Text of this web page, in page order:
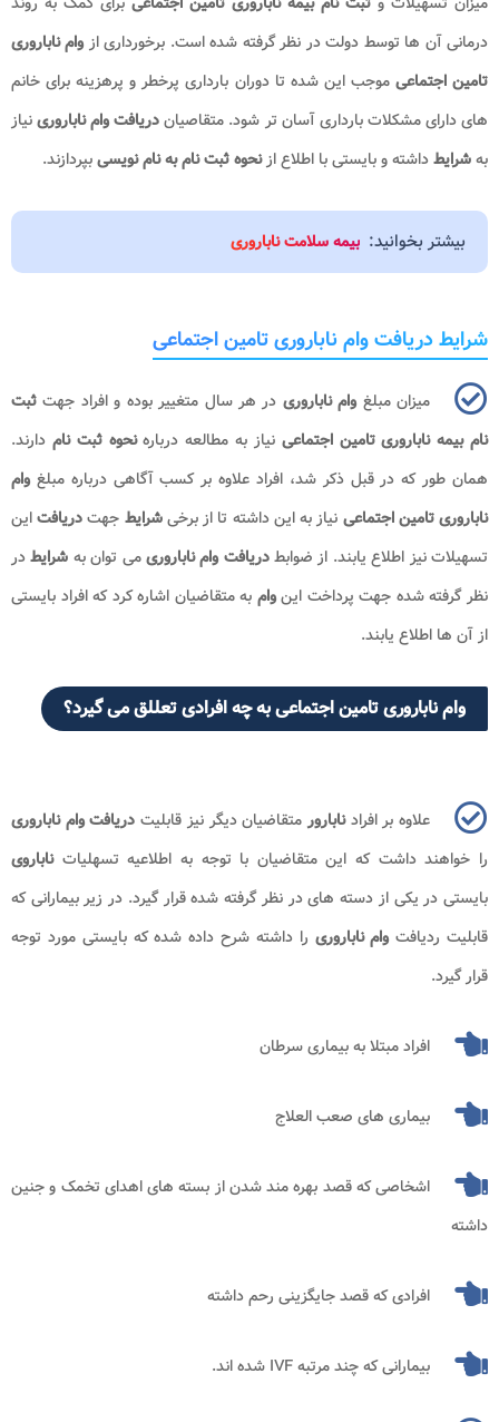
درمانی آن ها توسط دولت در نظر گرفته شده است. برخورداری از وام ناباروری
تامین اجتماعی موجب این شده تا دوران بارداری پرخطر و پرهزینه برای خانم
های دارای مشکلات بارداری آسان تر شود. متقاصیاندریافت وام نابارورینیاز
بهشرایطداشته و بایستی با اطلاع ازنحوه ثبت نام به نام نویسیبپردازند.
بیشتر بخوانید: بیمه سلامت ناباروری
شرایط دریافت وام ناباروری تامین اجتماعی
میزان مبلغ وام ناباروری در هر سال متغییر بوده و افراد جهت ثبت
نام بیمه ناباروری تامین اجتماعی نیاز به مطالعه دربارهنحوه ثبت نام دارند.
همان طور که در قبل ذکر شد، افراد علاوه بر کسب آگاهی درباره مبلغ وام
ناباروری تامین اجتماعی نیاز به این داشته تا از برخیشرایط جهتدریافتاین
تسهیلات نیز اطلاع یابند. از ضوابطدریافت وام ناباروریمی توان به شرایطدر
نظر گرفته شده جهت پرداخت اینوام به متقاضیان اشاره کرد که افراد بایستی
از آن ها اطلاع یابند.
وام ناباروری تامین اجتماعی به چه افرادی تعللق می گیرد؟
علاوه بر افرادنابارورمتقاضیان دیگر نیز قابلیت دریافت وام ناباروری
را خواهند داشت که این متقاضیان با توجه به اطلاعیه تسهلیاتناباروی
بایستی در یکی از دسته های در نظر گرفته شده قرار گیرد. در زیر بیمارانی که
قابلیت ردیافتوام ناباروری را داشته شرح داده شده که بایستی مورد توجه
قرار گیرد.
افراد مبتلا به بیماری سرطان
بیماری های صعب العلاج
اشخاصی که قصد بهره مند شدن از بسته های اهدای تخمک و جنین
داشته
افرادی که قصد جایگزینی رحم داشته
بیمارانی که چند مرتبهIVF شده اند.